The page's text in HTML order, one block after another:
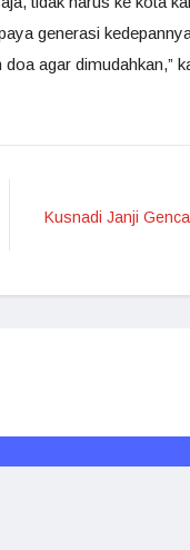
generasi
agar dimudahkan,”
Kusnadi Janji